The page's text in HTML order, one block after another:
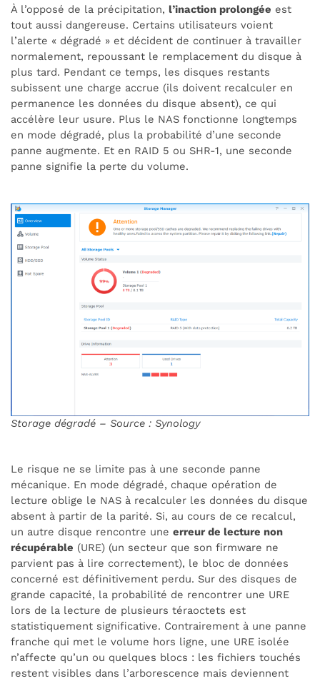
À l’opposé de la précipitation, l’inaction prolongée est
tout aussi dangereuse. Certains utilisateurs voient
l’alerte « dégradé » et décident de continuer à travailler
normalement, repoussant le remplacement du disque à
plus tard. Pendant ce temps, les disques restants
subissent une charge accrue (ils doivent recalculer en
permanence les données du disque absent), ce qui
accélère leur usure. Plus le NAS fonctionne longtemps
en mode dégradé, plus la probabilité d’une seconde
panne augmente. Et en RAID 5 ou SHR-1, une seconde
panne signifie la perte du volume.
Storage dégradé – Source : Synology
Le risque ne se limite pas à une seconde panne
mécanique. En mode dégradé, chaque opération de
lecture oblige le NAS à recalculer les données du disque
absent à partir de la parité. Si, au cours de ce recalcul,
un autre disque rencontre une erreur de lecture non
récupérable (URE) (un secteur que son firmware ne
parvient pas à lire correctement), le bloc de données
concerné est définitivement perdu. Sur des disques de
grande capacité, la probabilité de rencontrer une URE
lors de la lecture de plusieurs téraoctets est
statistiquement significative. Contrairement à une panne
franche qui met le volume hors ligne, une URE isolée
n’affecte qu’un ou quelques blocs : les fichiers touchés
restent visibles dans l’arborescence mais deviennent